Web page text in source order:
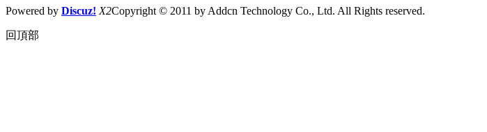
Powered by Discuz! X2Copyright © 2011 by Addcn Technology Co., Ltd. All Rights reserved.
回頂部